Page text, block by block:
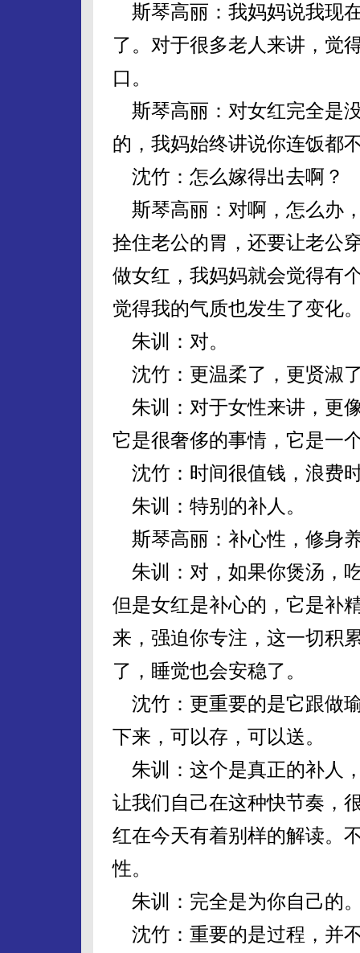
斯琴高丽：我妈妈说我现
了。对于很多老人来讲，觉
口。
斯琴高丽：对女红完全是
的，我妈始终讲说你连饭都
沈竹：怎么嫁得出去啊？
斯琴高丽：对啊，怎么办
拴住老公的胃，还要让老公
做女红，我妈妈就会觉得有
觉得我的气质也发生了变化
朱训：对。
沈竹：更温柔了，更贤淑
朱训：对于女性来讲，更
它是很奢侈的事情，它是一
沈竹：时间很值钱，浪费
朱训：特别的补人。
斯琴高丽：补心性，修身
朱训：对，如果你煲汤，
但是女红是补心的，它是补
来，强迫你专注，这一切积
了，睡觉也会安稳了。
沈竹：更重要的是它跟做
下来，可以存，可以送。
朱训：这个是真正的补人
让我们自己在这种快节奏，
红在今天有着别样的解读。
性。
朱训：完全是为你自己的
沈竹：重要的是过程，并